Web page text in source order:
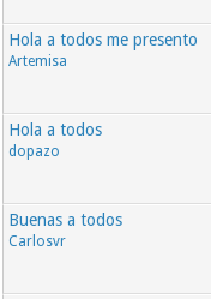
Hola a todos me presento
Artemisa
Hola a todos
dopazo
Buenas a todos
Carlosvr